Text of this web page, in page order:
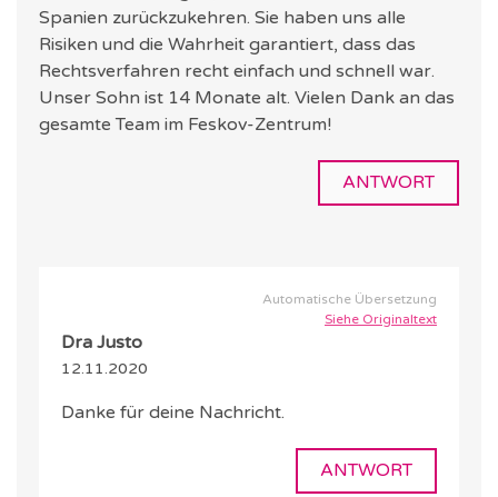
Spanien zurückzukehren. Sie haben uns alle
Risiken und die Wahrheit garantiert, dass das
Rechtsverfahren recht einfach und schnell war.
Unser Sohn ist 14 Monate alt. Vielen Dank an das
gesamte Team im Feskov-Zentrum!
ANTWORT
Automatische Übersetzung
Siehe Originaltext
Dra Justo
12.11.2020
Danke für deine Nachricht.
ANTWORT